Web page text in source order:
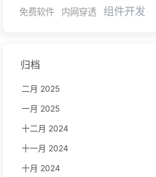
免费软件
内网穿透 组件开发
归档
二月 2025
一月 2025
十二月 2024
十一月 2024
十月 2024